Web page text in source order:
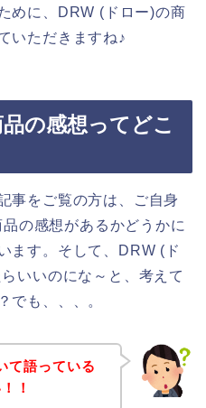
めに、DRW (ドロー)の商
いただきますね♪
の感想ってどこ
事をご覧の方は、ご自身
の感想があるかどうかに
ます。そして、DRW (ド
いいのにな～と、考えて
でも、、、。
て語っている
！